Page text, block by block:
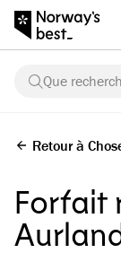
Que
Retour à
Forfait